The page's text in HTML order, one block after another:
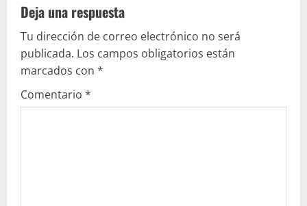
l
e
y
e
Deja una respuesta
Tu dirección de correo electrónico no será
publicada. Los campos obligatorios están
marcados con *
Comentario *